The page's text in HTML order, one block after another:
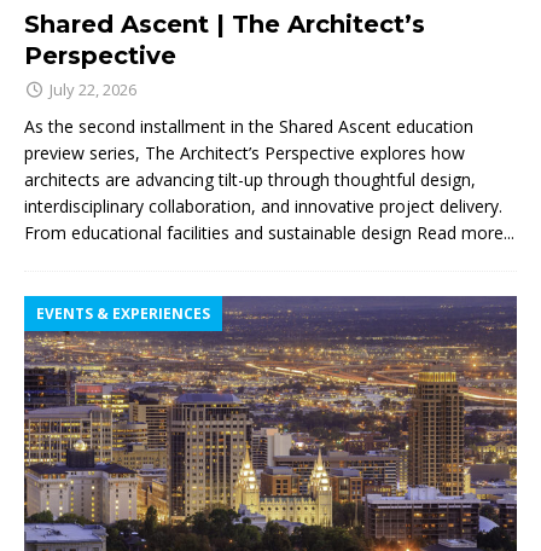
Shared Ascent | The Architect’s
Perspective
July 22, 2026
As the second installment in the Shared Ascent education
preview series, The Architect’s Perspective explores how
architects are advancing tilt-up through thoughtful design,
interdisciplinary collaboration, and innovative project delivery.
From educational facilities and sustainable design Read more...
EVENTS & EXPERIENCES